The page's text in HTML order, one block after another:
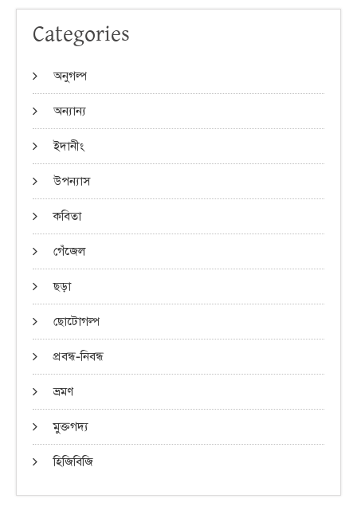
Categories
অনুগল্প
অন্যান্য
ইদানীং
উপন্যাস
কবিতা
গেঁজেল
ছড়া
ছোটোগল্প
প্রবন্ধ-নিবন্ধ
ভ্রমণ
মুক্তগদ্য
হিজিবিজি